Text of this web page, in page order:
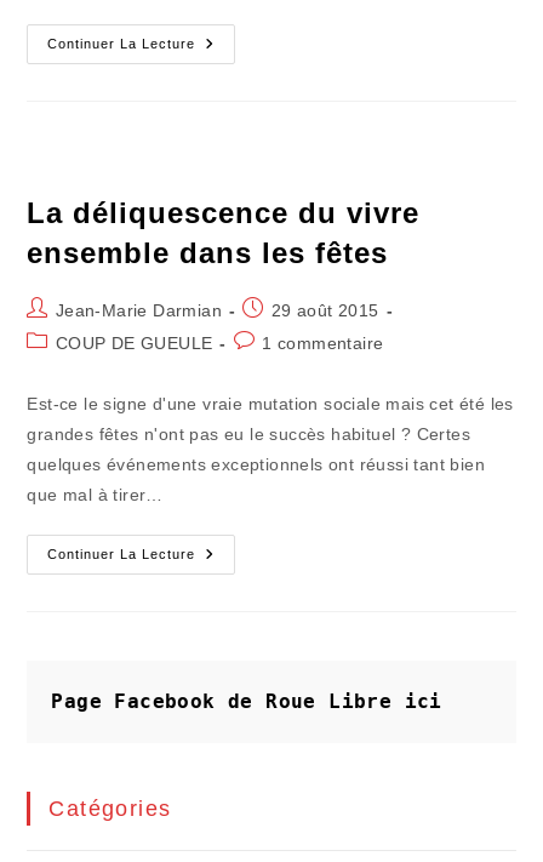
Continuer La Lecture
Ici
Et
La déliquescence du vivre
ensemble dans les fêtes
Auteur/autrice
de
Jean-Marie Darmian
Publication
publiée :
29 août 2015
PostCOUP DE GUEULE
Commentaires
1 commentaire
Est-ce le signe d'une vraie mutation sociale mais cet été les
grandes fêtes n'ont pas eu le succès habituel ? Certes
quelques événements exceptionnels ont réussi tant bien
que mal à tirer…
Continuer La Lecture
La
Déliquescence
Page Facebook de Roue Libre ici
Catégories